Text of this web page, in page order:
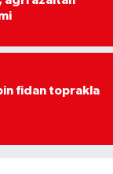
fidan toprakla